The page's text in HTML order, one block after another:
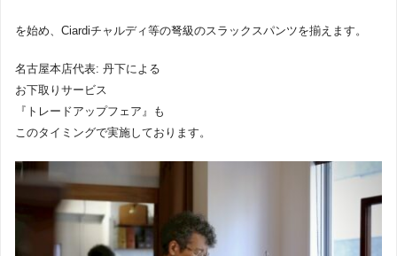
を始め、Ciardiチャルディ等の弩級のスラックスパンツを揃えます。
名古屋本店代表: 丹下による
お下取りサービス
『トレードアップフェア』も
このタイミングで実施しております。